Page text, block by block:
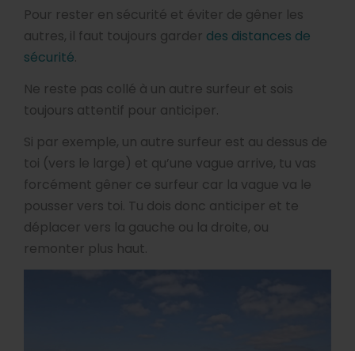
Pour rester en sécurité et éviter de gêner les
autres, il faut toujours garder des distances de
sécurité.
Ne reste pas collé à un autre surfeur et sois
toujours attentif pour anticiper.
Si par exemple, un autre surfeur est au dessus de
toi (vers le large) et qu’une vague arrive, tu vas
forcément gêner ce surfeur car la vague va le
pousser vers toi. Tu dois donc anticiper et te
déplacer vers la gauche ou la droite, ou
remonter plus haut.